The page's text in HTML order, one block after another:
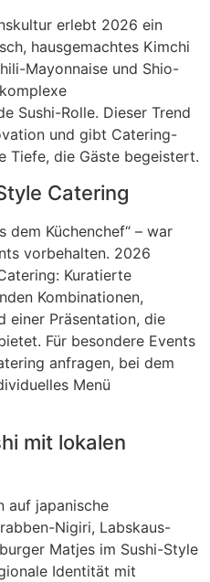
erlebt 2026 ein
hausgemachtes Kimchi
Mayonnaise und Shio-
Sushi-Rolle. Dieser Trend
und gibt Catering-
Tiefe, die Gäste begeistert.
Catering
dem Küchenchef“ – war
vorbehalten. 2026
Kuratierte
Kombinationen,
einer Präsentation, die
Für besondere Events
anfragen, bei dem
Menü
mit lokalen
auf japanische
Nigiri, Labskaus-
Matjes im Sushi-Style
Identität mit